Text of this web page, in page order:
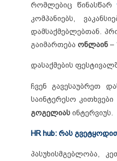
რომლებიც წინასწარ
კომპანიებს,
დამსაქმებლებთან.
გაიმართება ონლაინ –
დასაქმების
ჩვენ გავესაუბრეთ
საინტერესო
გოგელიას ინტერვიუს.
HR hub: რას
პასუხისმგებლობა,